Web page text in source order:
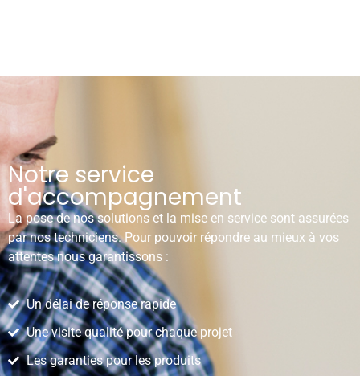
Notre service
d'accompagnement
La pose de nos solutions et la mise en service sont assurées
par nos techniciens. Pour pouvoir répondre au mieux à vos
attentes nous garantissons :
Un délai de réponse rapide
Une visite qualité pour chaque projet
Les garanties pour les produits